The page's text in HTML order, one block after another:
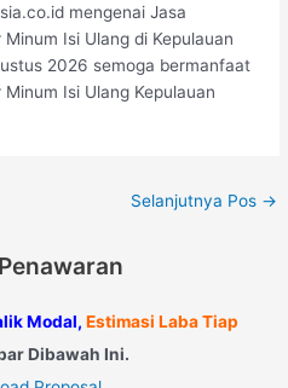
mengenai Jasa
Isi Ulang di Kepulauan
2026 semoga bermanfaat
Isi Ulang Kepulauan
Selanjutnya Pos →
Modal, Estimasi Laba Tiap
Dibawah Ini.